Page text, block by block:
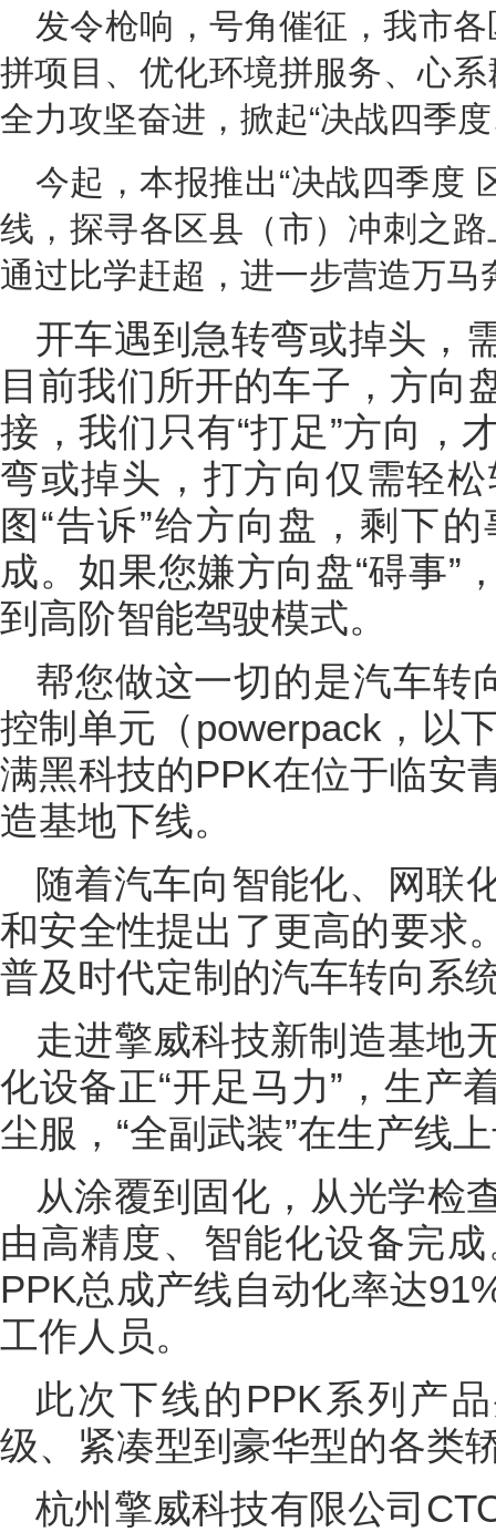
发令枪响，号角催征，我市
拼项目、优化环境拼服务、心
全力攻坚奋进，掀起“决战四季
今起，本报推出“决战四季度
线，探寻各区县（市）冲刺之
通过比学赶超，进一步营造万
开车遇到急转弯或掉头，
目前我们所开的车子，方向
接，我们只有“打足”方向，
弯或掉头，打方向仅需轻
图“告诉”给方向盘，剩下
成。如果您嫌方向盘“碍事”
到高阶智能驾驶模式。
帮您做这一切的是汽车
控制单元（powerpack，以
满黑科技的PPK在位于临安
造基地下线。
随着汽车向智能化、网联
和安全性提出了更高的要求
普及时代定制的汽车转向系
走进擎威科技新制造基地
化设备正“开足马力”，生产
尘服，“全副武装”在生产线
从涂覆到固化，从光学
由高精度、智能化设备完
PPK总成产线自动化率达
工作人员。
此次下线的PPK系列产
级、紧凑型到豪华型的各类
杭州擎威科技有限公司